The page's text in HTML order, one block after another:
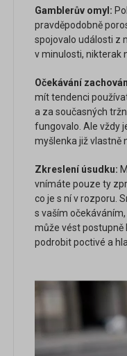
Gamblerův omyl:
pravděpodobně
spojovalo události z
v minulosti, nikterak
Očekávání
mít tendenci
a za současných
fungovalo. Ale vždy
myšlenka již vlastně
Zkreslení úsudku:
vnímáte pouze ty
co je s ní v rozporu.
s vaším
může vést postupně
podrobit poctivé a